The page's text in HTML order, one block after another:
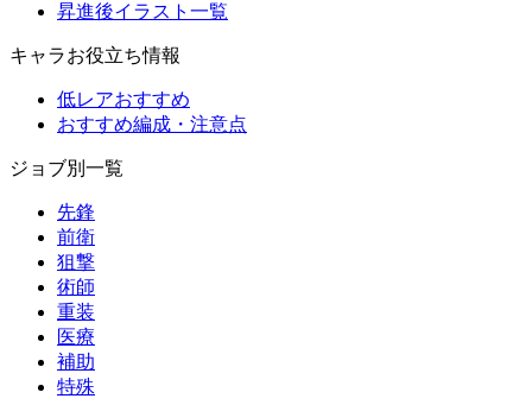
昇進後イラスト一覧
キャラお役立ち情報
低レアおすすめ
おすすめ編成・注意点
ジョブ別一覧
先鋒
前衛
狙撃
術師
重装
医療
補助
特殊